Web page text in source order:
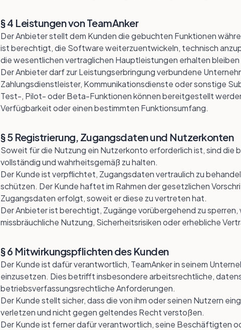
§ 4 Leistungen von TeamAnker
Der Anbieter stellt dem Kunden die gebuchten Funktionen
ist berechtigt, die Software weiterzuentwickeln, technisch
die wesentlichen vertraglichen Hauptleistungen erhalten
Der Anbieter darf zur Leistungserbringung verbundene
Zahlungsdienstleister, Kommunikationsdienste oder sonstige
Test-, Pilot- oder Beta-Funktionen können bereitgestellt
Verfügbarkeit oder einen bestimmten Funktionsumfang.
§ 5 Registrierung, Zugangsdaten und Nutzerkonten
Soweit für die Nutzung ein Nutzerkonto erforderlich ist, sind die
vollständig und wahrheitsgemäß zu halten.
Der Kunde ist verpflichtet, Zugangsdaten vertraulich zu
schützen. Der Kunde haftet im Rahmen der gesetzlichen
Zugangsdaten erfolgt, soweit er diese zu vertreten hat.
Der Anbieter ist berechtigt, Zugänge vorübergehend zu
missbräuchliche Nutzung, Sicherheitsrisiken oder erhebliche
§ 6 Mitwirkungspflichten des Kunden
Der Kunde ist dafür verantwortlich, TeamAnker in seinem
einzusetzen. Dies betrifft insbesondere arbeitsrechtliche,
betriebsverfassungsrechtliche Anforderungen.
Der Kunde stellt sicher, dass die von ihm oder seinen Nutzern
verletzen und nicht gegen geltendes Recht verstoßen.
Der Kunde ist ferner dafür verantwortlich, seine Beschäftigten